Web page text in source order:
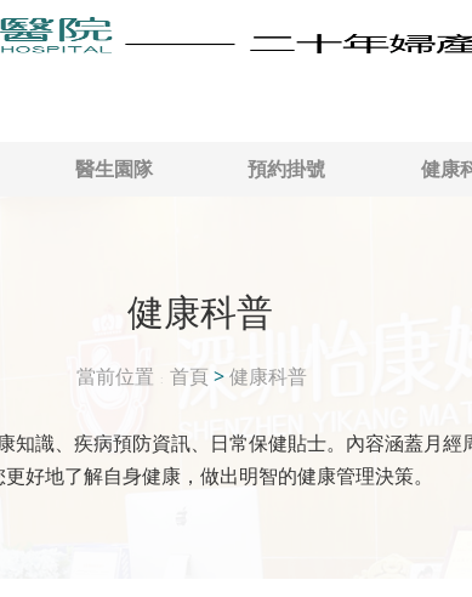
醫生園隊 預約掛號 健康
健康科普
當前位置 首頁>健康科普
識、疾病預防資訊、日常保健貼士。內容涵蓋月
好地了解自身健康，做出明智的健康管理決策。